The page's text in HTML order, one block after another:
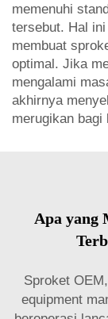
memenuhi
tersebut. Hal
membuat
optimal. Jika
mengalami
akhirnya
merugikan bagi
Apa yang
Sproket
equipment